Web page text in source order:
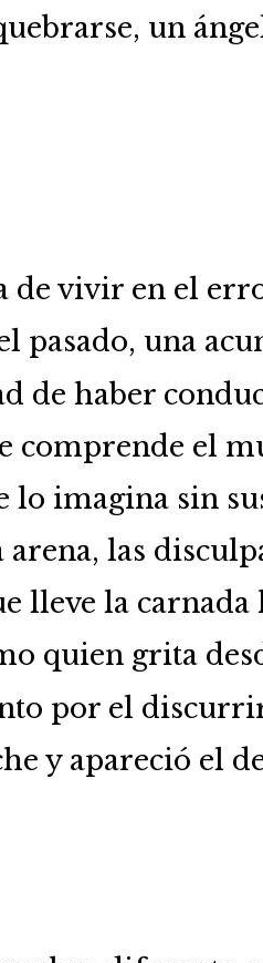
un
de vivir en el
pasado, una
de haber
comprende el
lo imagina sin
arena, las
lleve la
quien grita
por el discurrir
y apareció el